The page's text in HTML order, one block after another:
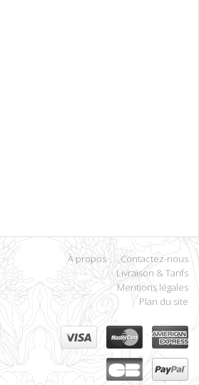
À propos
Contactez-nous
Livraison & Tarifs
Mentions légales
Plan du site